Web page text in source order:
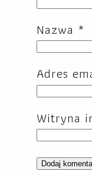
Nazwa *
Adres
Witryna